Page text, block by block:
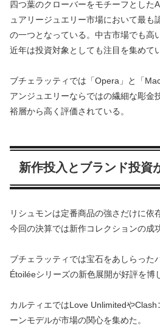
四つ葉のクローバーをモチーフとした
ュアリージュエリー市場において最も
の一つとなっている。中古市場でも高
近年は投資対象としても注目を集めて
ブチェラッティでは「Opera」と「
アンジュエリーならではの繊細な彫金
裕層から高く評価されている。
新作投入とブランド投資
リシュモンは定番商品の強さだけに依
今回の決算では新作コレクションの成
ブチェラッティでは宝石をあしらった
Étoiléeシリーズの新色展開が好評を博
カルティエではLove UnlimitedやClash
ーンモデルが市場の関心を集めた。